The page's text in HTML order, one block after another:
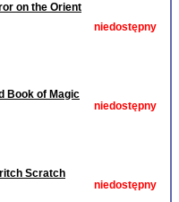
on the Orient
niedostępny
Book of Magic
niedostępny
Scratch
niedostępny